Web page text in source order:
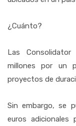
¿Cuánto?
Las
millones por un
proyectos de
Sin embargo, se
euros adicionales